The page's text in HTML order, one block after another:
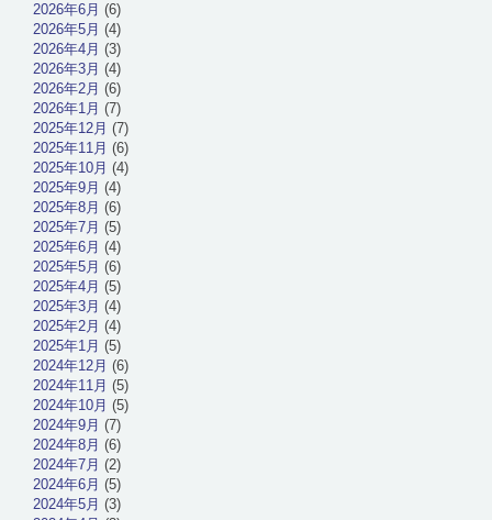
2026年6月 (6)
2026年5月 (4)
2026年4月 (3)
2026年3月 (4)
2026年2月 (6)
2026年1月 (7)
2025年12月 (7)
2025年11月 (6)
2025年10月 (4)
2025年9月 (4)
2025年8月 (6)
2025年7月 (5)
2025年6月 (4)
2025年5月 (6)
2025年4月 (5)
2025年3月 (4)
2025年2月 (4)
2025年1月 (5)
2024年12月 (6)
2024年11月 (5)
2024年10月 (5)
2024年9月 (7)
2024年8月 (6)
2024年7月 (2)
2024年6月 (5)
2024年5月 (3)